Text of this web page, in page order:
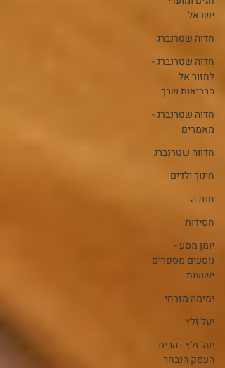
ישראל
חדוה שטרנברג
חדוה שטרנברג -
לחזור אל
הבריאות שבך
חדוה שטרנברג -
מאמרים
חדווה שטרנברג
חינוך ילדים
חנוכה
חסידות
יומן מסע -
נוסעים מספרים
ישועות
ימימה מזרחי
יעל זלץ
יעל זלץ - הבית
העסק הנבחר